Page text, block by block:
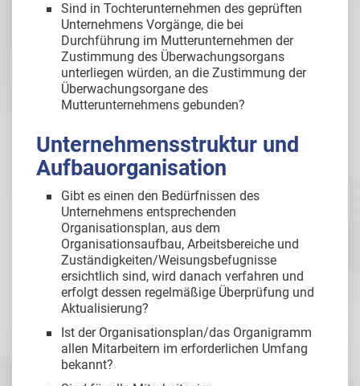
Sind in Tochterunternehmen des geprüften
Unternehmens Vorgänge, die bei
Durchführung im Mutterunternehmen der
Zustimmung des Überwachungsorgans
unterliegen würden, an die Zustimmung der
Überwachungsorgane des
Mutterunternehmens gebunden?
Unternehmensstruktur und
Aufbauorganisation
Gibt es einen den Bedürfnissen des
Unternehmens entsprechenden
Organisationsplan, aus dem
Organisationsaufbau, Arbeitsbereiche und
Zuständigkeiten/Weisungsbefugnisse
ersichtlich sind, wird danach verfahren und
erfolgt dessen regelmäßige Überprüfung und
Aktualisierung?
Ist der Organisationsplan/das Organigramm
allen Mitarbeitern im erforderlichen Umfang
bekannt?